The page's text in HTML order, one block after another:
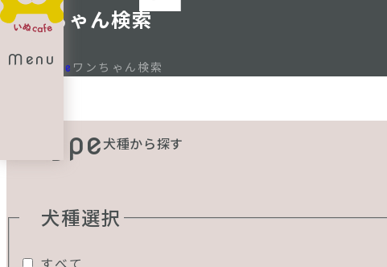
Menu
ワンちゃん検索
Home ワンちゃん検索
Type犬種から探す
犬種選択
すべて